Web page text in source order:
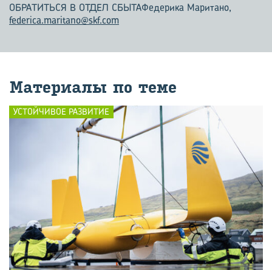
ОБРАТИТЬСЯ В ОТДЕЛ СБЫТАФедерика Маритано,
federica.maritano@skf.com
Ма­те­ри­а­лы по теме
УСТОЙЧИВОЕ РАЗВИТИЕ